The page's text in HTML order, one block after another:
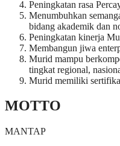
Peningkatan rasa
Menumbuhkan
bidang akademik dan
Peningkatan kinerja
Membangun jiwa
Murid mampu
tingkat regional,
Murid memiliki
MOTTO
MANTAP